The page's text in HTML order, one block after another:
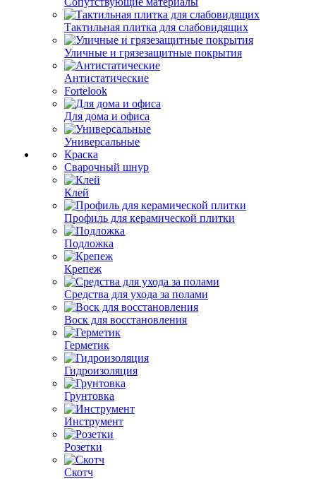
Тактильная плитка для слабовидящих
Уличные и грязезащитные покрытия
Антистатические
Fortelook
Для дома и офиса
Универсальные
Краска
Сварочный шнур
Клей
Профиль для керамической плитки
Подложка
Крепеж
Средства для ухода за полами
Воск для восстановления
Герметик
Гидроизоляция
Грунтовка
Инструмент
Розетки
Скотч